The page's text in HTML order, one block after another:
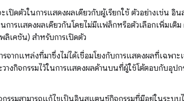
เปิดตัวในการแสดงผลเดียวกับผู้เรียกใช้ ตัวอย่างเช่น
นการแสดงผลเดียวกันโดยไม่มีแฟล็กหรือตัวเลือกเพิ่มเ
เคชัน) สำหรับการเปิดตัว
รจากแหล่งที่มาซึ่งไม่ได้เชื่อมโยงกับการแสดงผลที่เฉพา
างกิจกรรมไว้ในการแสดงผลด้านบนที่ผู้ใช้โต้ตอบกับอุป
รรมสามารถแก้ไขเป็นอินสแตนซ์กิจกรรมที่มีอยู่ในระบบ